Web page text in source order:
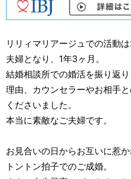
リリィマリアージュでの活動
夫婦となり、1年3ヶ月。
結婚相談所での婚活を振り返
理由、カウンセラーやお相手
くださいました。
本当に素敵なご夫婦です。
お見合いの日からお互いに惹
トントン拍子でのご成婚。